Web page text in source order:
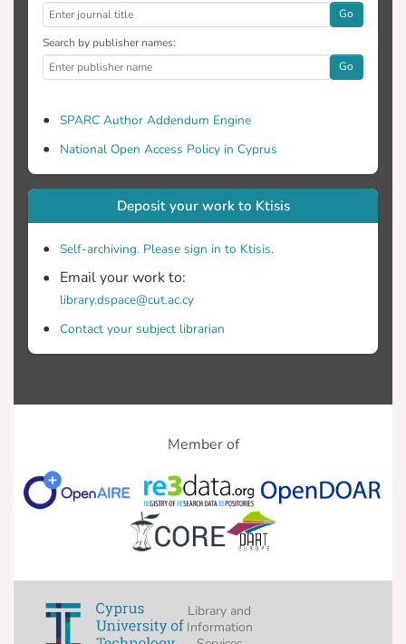
Go
Search by publisher names:
Go
SPARC Author Addendum Engine
National Open Access Policy in Cyprus
Deposit your work to Ktisis
Self-archiving. Please sign in to Ktisis.
Email your work to:
library.dspace@cut.ac.cy
Contact your subject librarian
Member of
Library and
Information